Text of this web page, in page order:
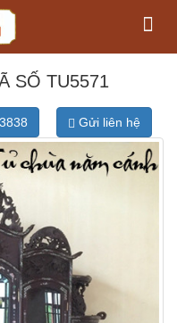
SỐ TU5571
Gửi liên hệ